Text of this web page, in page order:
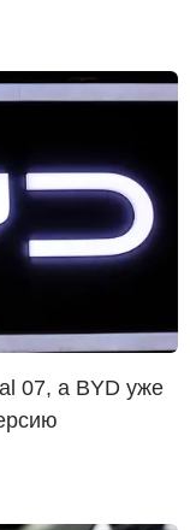
07, а BYD уже